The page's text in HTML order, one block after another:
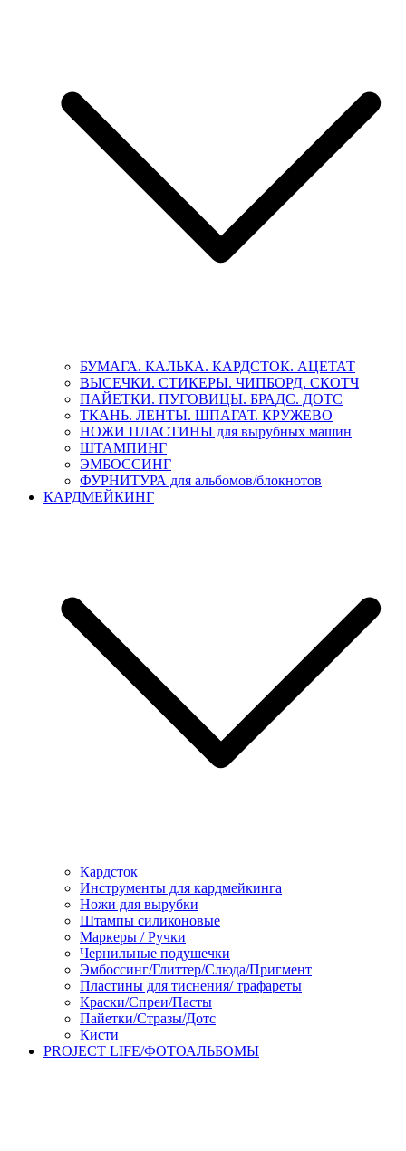
БУМАГА. КАЛЬКА. КАРДСТОК. АЦЕТАТ
ВЫСЕЧКИ. СТИКЕРЫ. ЧИПБОРД. СКОТЧ
ПАЙЕТКИ. ПУГОВИЦЫ. БРАДС. ДОТС
ТКАНЬ. ЛЕНТЫ. ШПАГАТ. КРУЖЕВО
НОЖИ ПЛАСТИНЫ для вырубных машин
ШТАМПИНГ
ЭМБОССИНГ
ФУРНИТУРА для альбомов/блокнотов
КАРДМЕЙКИНГ
Кардсток
Инструменты для кардмейкинга
Ножи для вырубки
Штампы силиконовые
Маркеры / Ручки
Чернильные подушечки
Эмбоссинг/Глиттер/Слюда/Пригмент
Пластины для тиснения/ трафареты
Краски/Спреи/Пасты
Пайетки/Стразы/Дотс
Кисти
PROJECT LIFE/ФОТОАЛЬБОМЫ